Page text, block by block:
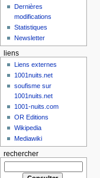
Dernières
modifications
Statistiques
Newsletter
liens
Liens externes
1001nuits.net
soufisme sur
1001nuits.net
1001-nuits.com
OR Editions
Wikipedia
Mediawiki
rechercher